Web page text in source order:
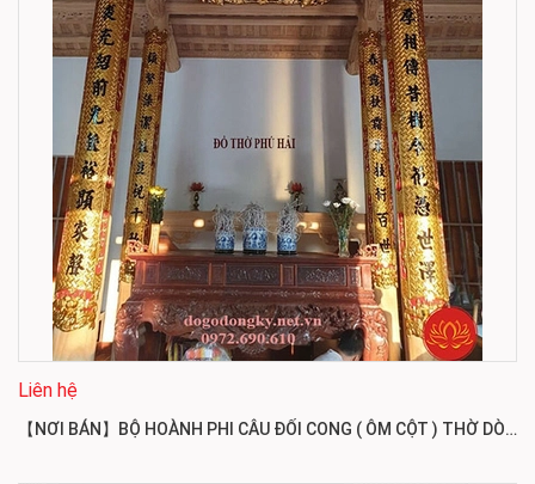
Liên hệ
【NƠI BÁN】BỘ HOÀNH PHI CÂU ĐỐI CONG ( ÔM CỘT ) THỜ DÒNG HỌ HP124